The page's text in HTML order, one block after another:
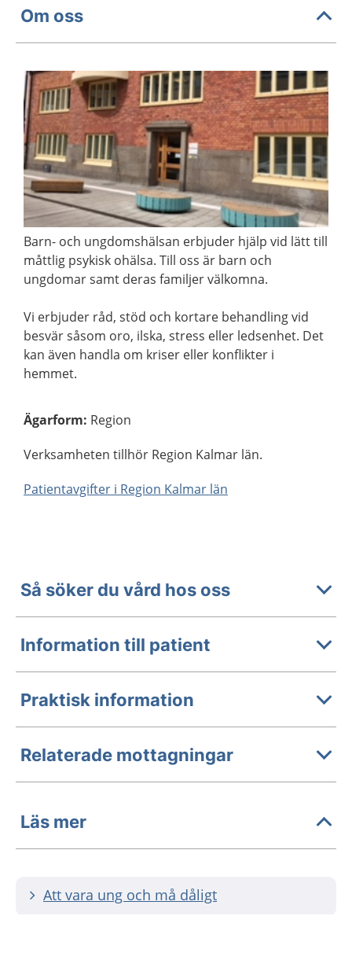
Om oss
Barn- och ungdomshälsan erbjuder hjälp vid lätt till
måttlig psykisk ohälsa. Till oss är barn och
ungdomar samt deras familjer välkomna.
Vi erbjuder råd, stöd och kortare behandling vid
besvär såsom oro, ilska, stress eller ledsenhet. Det
kan även handla om kriser eller konflikter i
hemmet.
Ägarform: Region
Verksamheten tillhör Region Kalmar län.
Patientavgifter i Region Kalmar län
Så söker du vård hos oss
Information till patient
Praktisk information
Relaterade mottagningar
Läs mer
Att vara ung och må dåligt